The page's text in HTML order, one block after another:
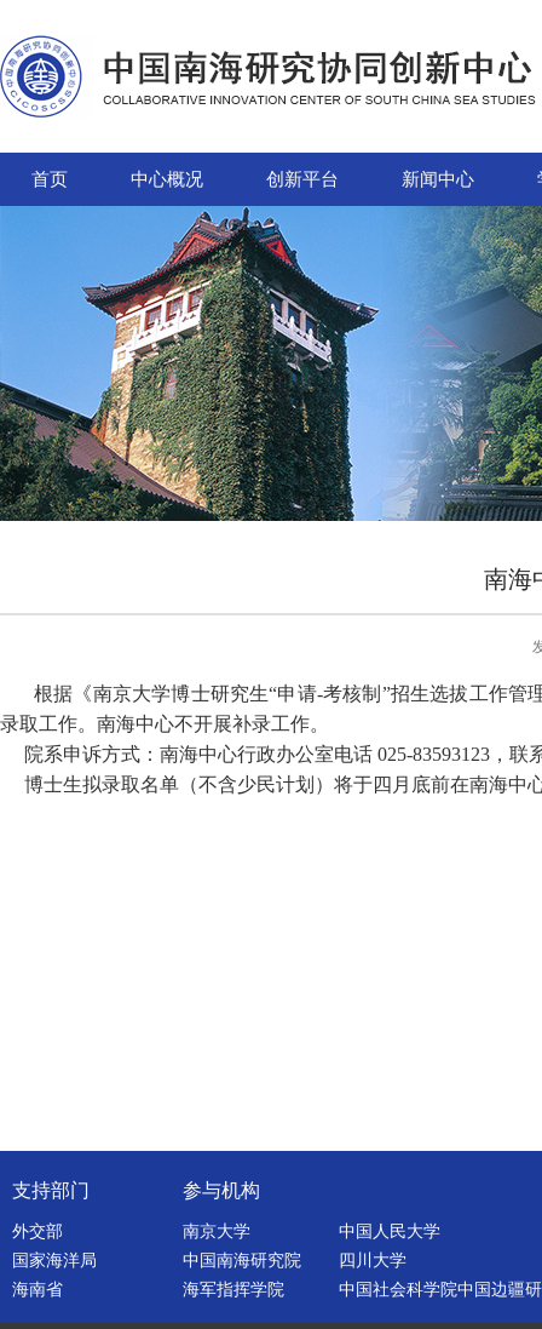
首页 中心概况 创新平台 新闻中心
南海
根据《南京大学博士研究生“申请-考核制”招生选拔工作
录取工作。南海中心不开展补录工作。
院系申诉方式：南海中心行政办公室电话 025-83593123，联
博士生拟录取名单（不含少民计划）将于四月底前在南海中
支持部门
外交部
国家海洋局
海南省
参与机构
南京大学
中国人民大学
中国南海研究院
四川大学
海军指挥学院
中国社会科学院中国边疆